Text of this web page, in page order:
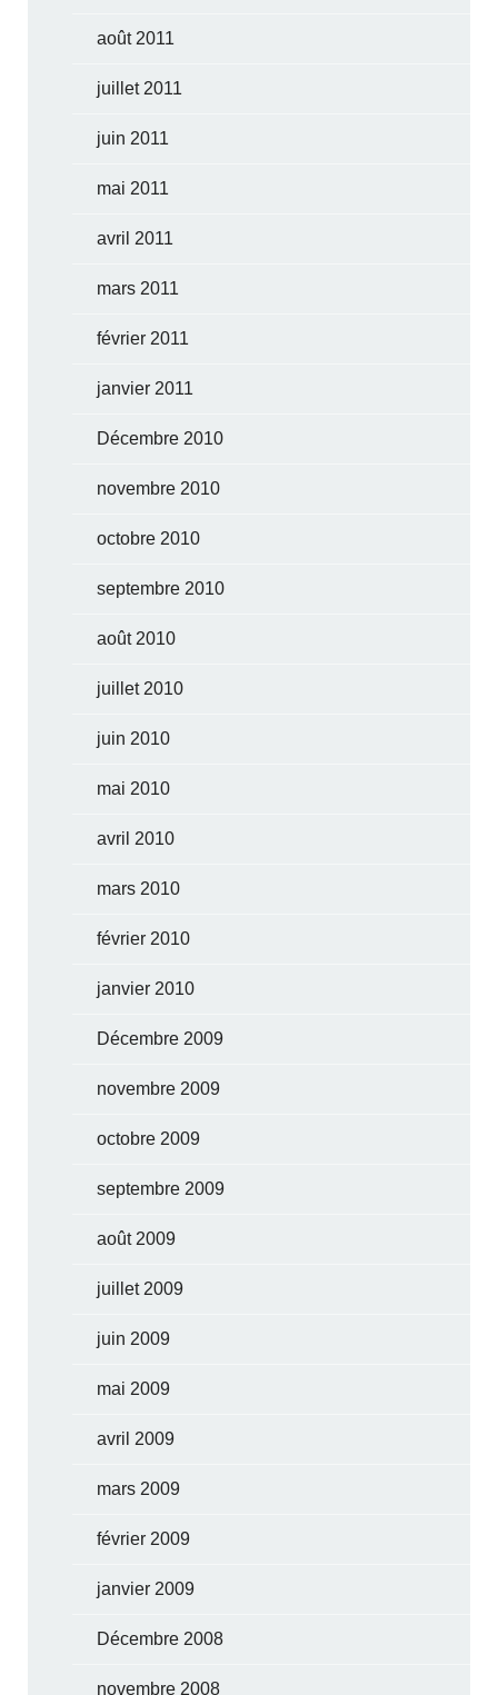
août 2011
juillet 2011
juin 2011
mai 2011
avril 2011
mars 2011
février 2011
janvier 2011
Décembre 2010
novembre 2010
octobre 2010
septembre 2010
août 2010
juillet 2010
juin 2010
mai 2010
avril 2010
mars 2010
février 2010
janvier 2010
Décembre 2009
novembre 2009
octobre 2009
septembre 2009
août 2009
juillet 2009
juin 2009
mai 2009
avril 2009
mars 2009
février 2009
janvier 2009
Décembre 2008
novembre 2008